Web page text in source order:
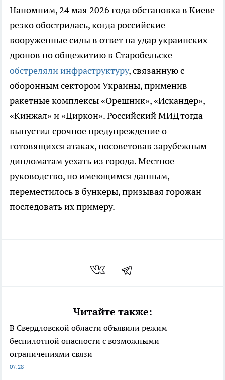
Напомним, 24 мая 2026 года обстановка в Киеве
резко обострилась, когда российские
вооруженные силы в ответ на удар украинских
дронов по общежитию в Старобельске
обстреляли инфраструктуру, связанную с
оборонным сектором Украины, применив
ракетные комплексы «Орешник», «Искандер»,
«Кинжал» и «Циркон». Российский МИД тогда
выпустил срочное предупреждение о
готовящихся атаках, посоветовав зарубежным
дипломатам уехать из города. Местное
руководство, по имеющимся данным,
переместилось в бункеры, призывая горожан
последовать их примеру.
Читайте также:
В Свердловской области объявили режим
беспилотной опасности с возможными
ограничениями связи
07:28